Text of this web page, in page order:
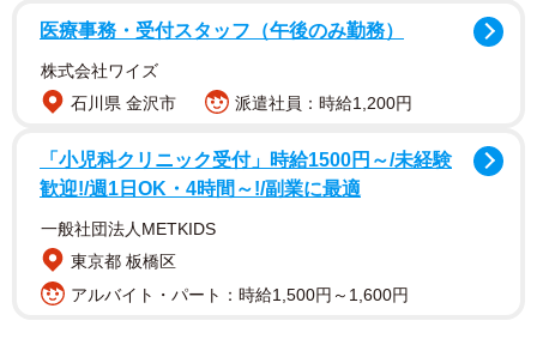
AIチャットの認知度と興味（提供画像）
調査の結果、「AIチャットの認知度」について、88.5％の
人が「AIチャットを知っている」と回答。また、「AIチャ
ットの興味度」では、67.2%の人が「興味がある」（とて
も興味あり：10.0%・興味あり：23.6%・どちらかといえば
興味あり：33.6%）と回答しました。
医療事務・受付スタッフ（午後のみ勤務）
株式会社ワイズ
石川県 金沢市
派遣社員：時給1,200円
「小児科クリニック受付」時給1500円～/未経験
歓迎!/週1日OK・4時間～!/副業に最適
一般社団法人METKIDS
東京都 板橋区
アルバイト・パート：時給1,500円～1,600円